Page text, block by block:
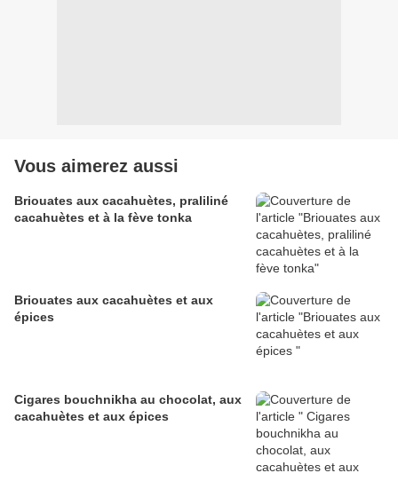
Vous aimerez aussi
Briouates aux cacahuètes, praliliné
cacahuètes et à la fève tonka
Briouates aux cacahuètes et aux
épices
Cigares bouchnikha au chocolat, aux
cacahuètes et aux épices